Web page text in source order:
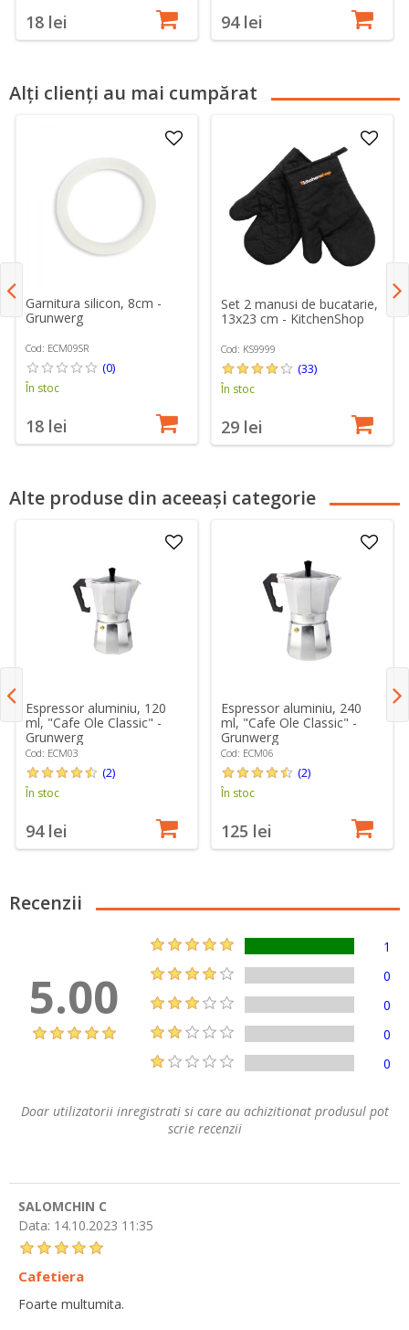
18 lei 94 lei
Alți clienți au mai cumpărat
Garnitura silicon, 8cm -
Grunwerg
Cod: ECM09SR
(0)
În stoc
18 lei
Set 2 manusi de bucatarie,
13x23 cm - KitchenShop
Cod: KS9999
(33)
În stoc
29 lei
Alte produse din aceeași categorie
Espressor aluminiu, 120
ml, "Cafe Ole Classic" -
Grunwerg
Cod: ECM03
(2)
În stoc
94 lei
Espressor aluminiu, 240
ml, "Cafe Ole Classic" -
Grunwerg
Cod: ECM06
(2)
În stoc
125 lei
Recenzii
5.00
1
0
0
0
0
Doar utilizatorii inregistrati si care au achizitionat produsul pot
scrie recenzii
SALOMCHIN C
Data: 14.10.2023 11:35
Cafetiera
Foarte multumita.